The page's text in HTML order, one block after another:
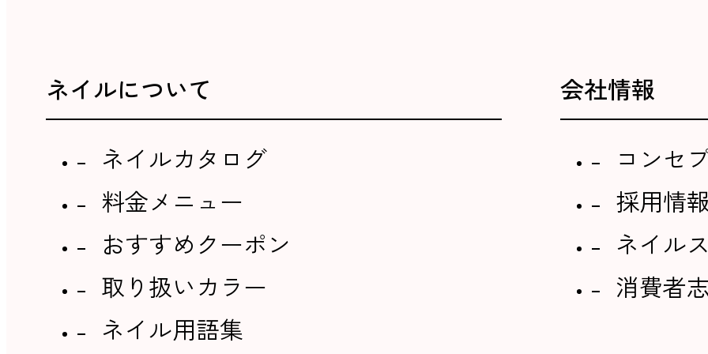
ネイルについて
ネイルカタログ
料金メニュー
おすすめクーポン
取り扱いカラー
ネイル用語集
会社情報
コンセ
採用情
ネイル
消費者